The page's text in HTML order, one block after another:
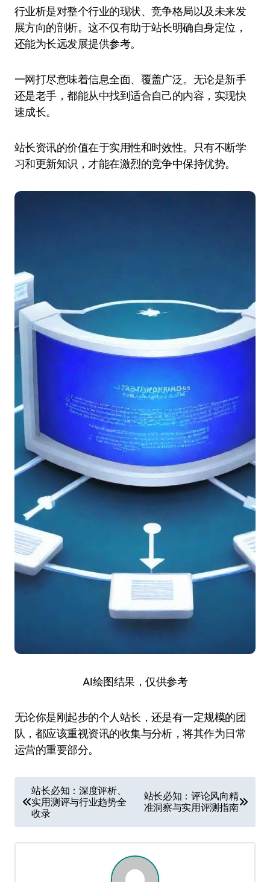
行业析是对整个行业的现状、竞争格局以及未来发
展方向的剖析。这不仅有助于站长明确自身定位，
还能为长远发展提供参考。
一网打尽意味着信息全面、覆盖广泛。无论是新手
还是老手，都能从中找到适合自己的内容，实现快
速成长。
站长资讯的价值在于实用性和时效性。只有不断学
习和更新知识，才能在激烈的竞争中保持优势。
AI绘图结果，仅供参考
无论你是刚起步的个人站长，还是有一定规模的团
队，都应该重视资讯的收集与分析，将其作为日常
运营的重要部分。
章
导
航
站长必知：深度评析、
实用测评与行业趋势全
收录
站长必知：评论风向精
准洞察与实用评测指南